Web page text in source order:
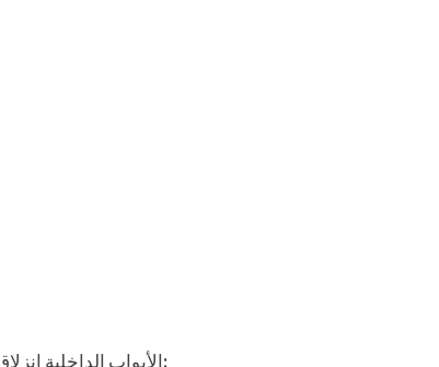
الأبواب الداخليةتلعب مثل هذا الدور: